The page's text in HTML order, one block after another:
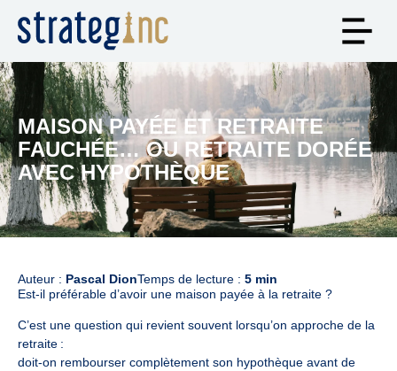
MAISON PAYÉE ET RETRAITE
FAUCHÉE… OU RETRAITE DORÉE
AVEC HYPOTHÈQUE
Auteur : Pascal DionTemps de lecture : 5 min
Est-il préférable d’avoir une maison payée à la retraite ?
C’est une question qui revient souvent lorsqu’on approche de la
retraite :
doit-on rembourser complètement son hypothèque avant de